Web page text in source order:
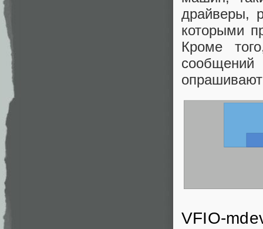
драйверы,
которыми
Кроме
VFIO-